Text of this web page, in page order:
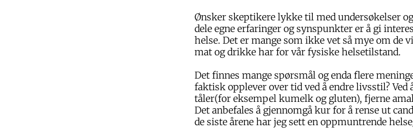
Ønsker skeptikere lykke til med undersøkelser
dele egne erfaringer og synspunkter er å gi
helse. Det er mange som ikke vet så mye om de
mat og drikke har for vår fysiske helsetilstand.
Det finnes mange spørsmål og enda flere
faktisk opplever over tid ved å endre livsstil?
tåler(for eksempel kumelk og gluten), fjerne
Det anbefales å gjennomgå kur for å rense ut
de siste årene har jeg sett en oppmuntrende